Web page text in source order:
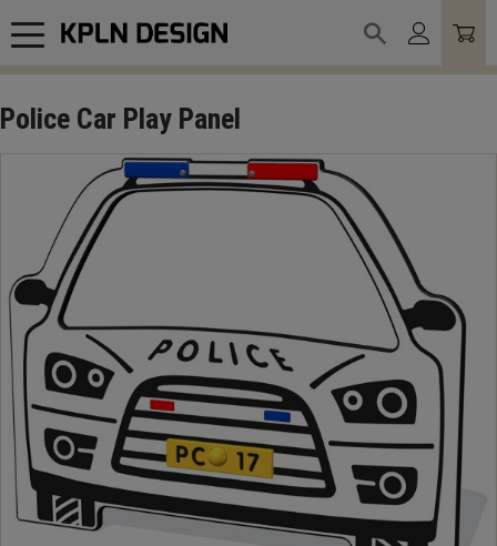
Meny
Police Car Play Panel